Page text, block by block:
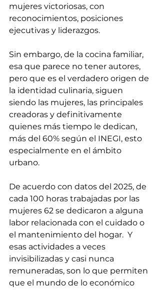
mujeres victoriosas, con
reconocimientos, posiciones
ejecutivas y liderazgos.
Sin embargo, de la cocina familiar,
esa que parece no tener autores,
pero que es el verdadero origen de
la identidad culinaria, siguen
siendo las mujeres, las principales
creadoras y definitivamente
quienes más tiempo le dedican,
más del 60% según el INEGI, esto
especialmente en el ámbito
urbano.
De acuerdo con datos del 2025, de
cada 100 horas trabajadas por las
mujeres 62 se dedicaron a alguna
labor relacionada con el cuidado o
el mantenimiento del hogar.  Y
esas actividades a veces
invisibilizadas y casi nunca
remuneradas, son lo que permiten
que el mundo de lo económico